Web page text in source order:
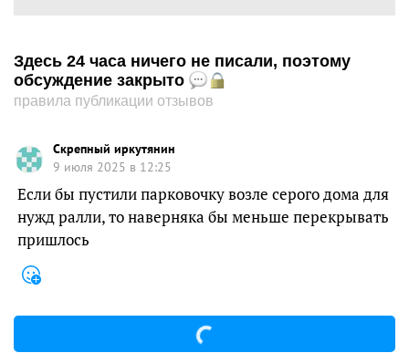
Здесь 24 часа ничего не писали, поэтому
обсуждение закрыто
правила публикации отзывов
Скрепный иркутянин
9 июля 2025 в 12:25
Если бы пустили парковочку возле серого дома для
нужд ралли, то наверняка бы меньше перекрывать
пришлось